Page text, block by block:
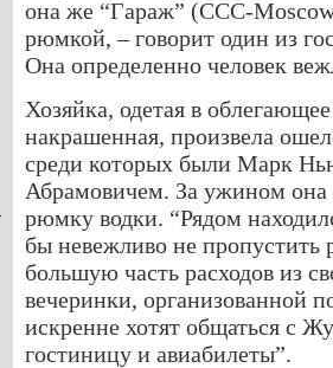
она же “Гараж” (CCC-
рюмкой, – говорит один из
Она определенно человек
Хозяйка, одетая в
накрашенная, произвела
среди которых были Марк
Абрамовичем. За ужином она
рюмку водки. “Рядом
бы невежливо не
большую часть расходов из
вечеринки, организованной
искренне хотят общаться с
гостиницу и авиабилеты”.